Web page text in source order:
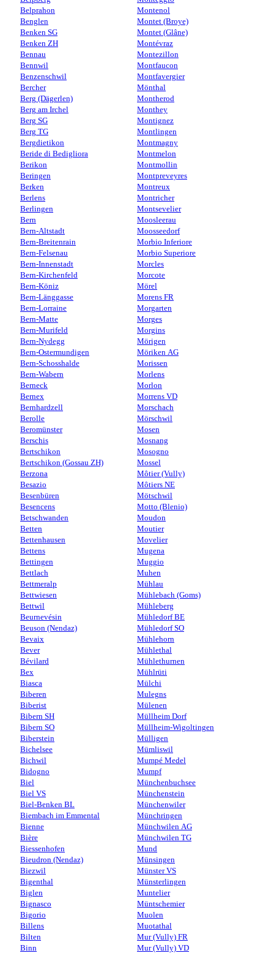
Belprahon
Benglen
Benken SG
Benken ZH
Bennau
Bennwil
Benzenschwil
Bercher
Berg (Dägerlen)
Berg am Irchel
Berg SG
Berg TG
Bergdietikon
Beride di Bedigliora
Berikon
Beringen
Berken
Berlens
Berlingen
Bern
Bern-Altstadt
Bern-Breitenrain
Bern-Felsenau
Bern-Innenstadt
Bern-Kirchenfeld
Bern-Köniz
Bern-Länggasse
Bern-Lorraine
Bern-Matte
Bern-Murifeld
Bern-Nydegg
Bern-Ostermundigen
Bern-Schosshalde
Bern-Wabern
Berneck
Bernex
Bernhardzell
Berolle
Beromünster
Berschis
Bertschikon
Bertschikon (Gossau ZH)
Berzona
Besazio
Besenbüren
Besencens
Betschwanden
Betten
Bettenhausen
Bettens
Bettingen
Bettlach
Bettmeralp
Bettwiesen
Bettwil
Beurnevésin
Beuson (Nendaz)
Bevaix
Bever
Bévilard
Bex
Biasca
Biberen
Biberist
Bibern SH
Bibern SO
Biberstein
Bichelsee
Bichwil
Bidogno
Biel
Biel VS
Biel-Benken BL
Biembach im Emmental
Bienne
Bière
Biessenhofen
Bieudron (Nendaz)
Biezwil
Bigenthal
Biglen
Bignasco
Bigorio
Billens
Bilten
Binn
Montenol
Montet (Broye)
Montet (Glâne)
Montévraz
Montezillon
Montfaucon
Montfavergier
Mönthal
Montherod
Monthey
Montignez
Montlingen
Montmagny
Montmelon
Montmollin
Montpreveyres
Montreux
Montricher
Montsevelier
Moosleerau
Moosseedorf
Morbio Inferiore
Morbio Superiore
Morcles
Morcote
Mörel
Morens FR
Morgarten
Morges
Morgins
Mörigen
Möriken AG
Morissen
Morlens
Morlon
Morrens VD
Morschach
Mörschwil
Mosen
Mosnang
Mosogno
Mossel
Môtier (Vully)
Môtiers NE
Mötschwil
Motto (Blenio)
Moudon
Moutier
Movelier
Mugena
Muggio
Muhen
Mühlau
Mühlebach (Goms)
Mühleberg
Mühledorf BE
Mühledorf SO
Mühlehorn
Mühlethal
Mühlethurnen
Mühlrüti
Mülchi
Mulegns
Mülenen
Müllheim Dorf
Müllheim-Wigoltingen
Mülligen
Mümliswil
Mumpé Medel
Mumpf
Münchenbuchsee
Münchenstein
Münchenwiler
Münchringen
Münchwilen AG
Münchwilen TG
Mund
Münsingen
Münster VS
Münsterlingen
Muntelier
Müntschemier
Muolen
Muotathal
Mur (Vully) FR
Mur (Vully) VD